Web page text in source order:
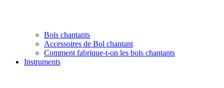
Bols chantants
Accessoires de Bol chantant
Comment fabrique-t-on les bols chantants
Instruments